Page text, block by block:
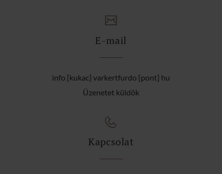
E-mail
info [kukac] varkertfurdo [pont] hu
Üzenetet küldök
Kapcsolat